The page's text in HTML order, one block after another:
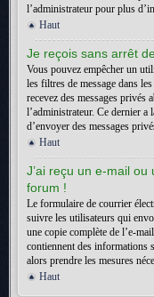
l’administrateur pour plus
Haut
Je reçois sans arrêt
Vous pouvez empêcher un
les filtres de message dans
recevez des messages
l’administrateur. Ce dernier a
d’envoyer des messages
Haut
J’ai reçu un e-mail
forum !
Le formulaire de courrier
suivre les utilisateurs qui
une copie complète de l’e-
contiennent des informations
alors prendre les mesures
Haut